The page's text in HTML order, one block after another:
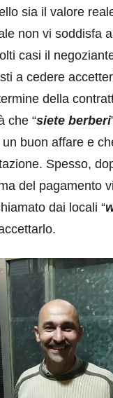
sia il valore
non vi soddisfa
casi il
a cedere
della
che “siete berberi
buon affare e
Spesso,
del pagamento
dai locali “